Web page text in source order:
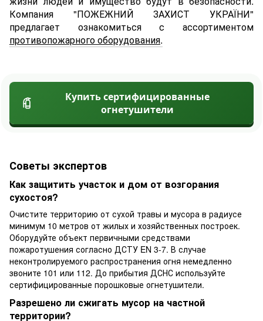
Компания "ПОЖЕЖНИЙ ЗАХИСТ УКРАЇНИ"
предлагает ознакомиться с ассортиментом
противопожарного оборудования.
Купить сертифицированные
огнетушители
Советы экспертов
Как защитить участок и дом от возгорания
сухостоя?
Очистите территорию от сухой травы и мусора в радиусе
минимум 10 метров от жилых и хозяйственных построек.
Оборудуйте объект первичными средствами
пожаротушения согласно ДСТУ EN 3-7. В случае
неконтролируемого распространения огня немедленно
звоните 101 или 112. До прибытия ДСНС используйте
сертифицированные порошковые огнетушители.
Разрешено ли сжигать мусор на частной
территории?